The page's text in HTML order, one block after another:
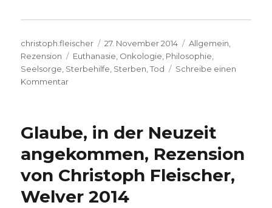
Autor
christoph.fleischer
Veröffentlicht
am
27. November 2014 Kategorien
Allgemein
Rezension
Schlagwörter
Euthanasie Onkologie Philosophie
Seelsorge Sterbehilfe Sterben ,Tod
Schreibe einen
Kommentarzu
dem
Rezension
von
Emanuel
Behnert,
Glaube, in der Neuzeit
angekommen, Rezension
von Christoph Fleischer,
Welver 2014